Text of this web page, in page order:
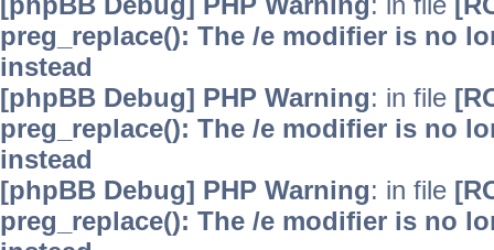
preg_replace(): The /e modifier is no
instead
[phpBB Debug] PHP Warning: in file
preg_replace(): The /e modifier is no
instead
[phpBB Debug] PHP Warning: in file
preg_replace(): The /e modifier is no